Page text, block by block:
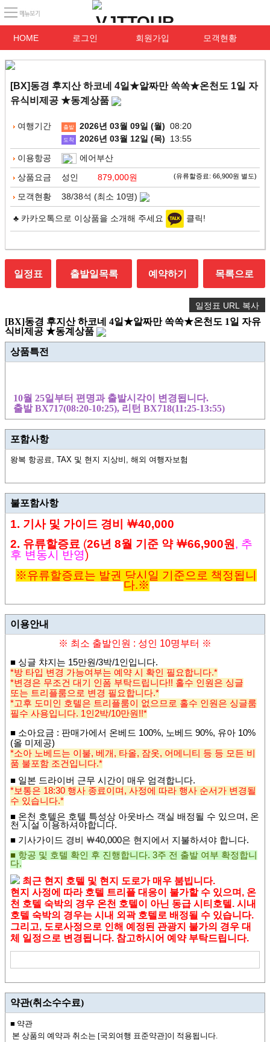
HOME 로그인 회원가입 모객현황
[BX]동경 후지산 하코네 4일★알짜만 쏙쏙★온천도 1일 자
유식비제공 ★동계상품
여행기간 출발 2026년 03월 09일 (월) 08:20
도착 2026년 03월 12일 (목)
13:55
이용항공
에어부산
상품요금
성인 879,000원 (유류할증료: 66,900원 별도)
모객현황 38/38석 (최소 10명)
♣ 카카오톡으로 이상품을 소개해 주세요 클릭!
일정표 출발일목록 예약하기 목록으로